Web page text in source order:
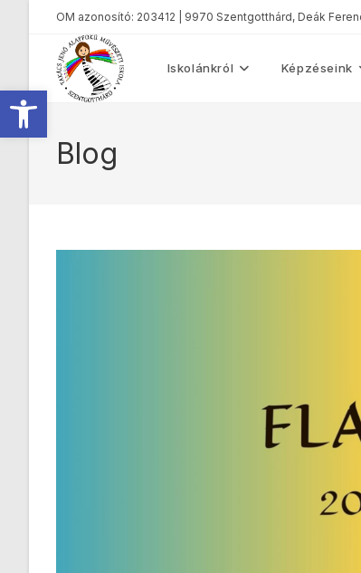
Eszköztár megnyitása
OM azonosító: 203412 | 9970 Szentgotthárd, Deák
Iskolánkról Képzéseink
Blog